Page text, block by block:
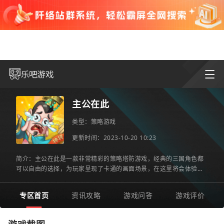
主公在此
类型： 策略游戏
更新时间：2023-10-20 10:23
简介：主公在此是一款非常精彩的策略塔防游戏，经典的三国角色都
可以自由的选择，为玩家呈现了卡通的画面场景，在这里将会体验到
专区首页 资讯攻略 游戏问答 游戏评价